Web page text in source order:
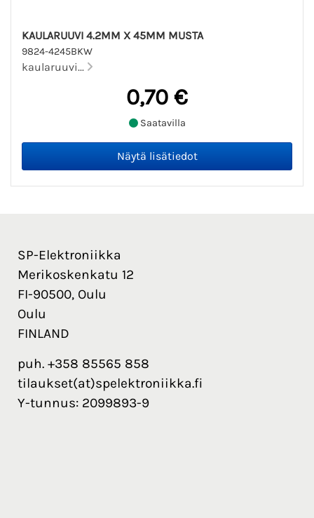
KAULARUUVI 4.2MM X 45MM MUSTA
9824-4245BKW
kaularuuvi...
0,70 €
Saatavilla
SP-Elektroniikka
Merikoskenkatu 12
FI-90500, Oulu
Oulu
FINLAND
puh. +358 85565 858
tilaukset(at)spelektroniikka.fi
Y-tunnus: 2099893-9